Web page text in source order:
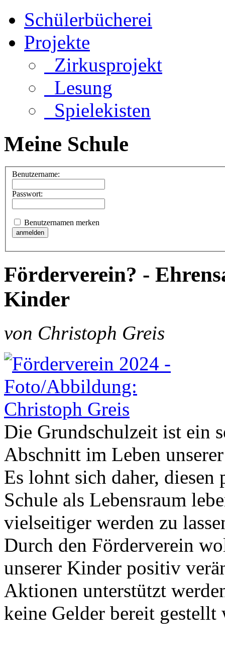
Schülerbücherei
Projekte
Zirkusprojekt
Lesung
Spielekisten
Meine Schule
Benutzername:
Passwort:
Benutzernamen merken
Förderverein? -
Kinder
von Christoph Greis
Die Grundschulzeit ist ein
Abschnitt im Leben
Es lohnt sich daher,
Schule als Lebensraum
vielseitiger werden zu
Durch den Förderverein
unserer Kinder positiv
Aktionen unterstützt
keine Gelder bereit gestellt